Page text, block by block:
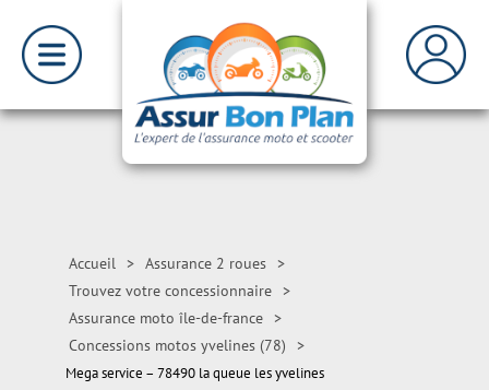
Accueil > Assurance 2 roues >
Trouvez votre concessionnaire >
Assurance moto île-de-france >
Concessions motos yvelines (78)
>
Mega service – 78490 la queue les yvelines